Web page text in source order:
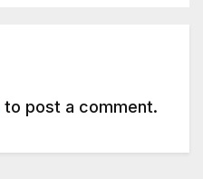
to post a comment.